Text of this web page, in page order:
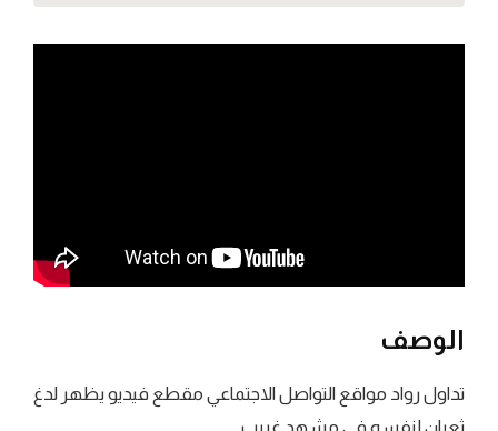
الوصف
تداول رواد مواقع التواصل الاجتماعي مقطع فيديو يظهر لدغ
ثعبان لنفسه في مشهد غريب.